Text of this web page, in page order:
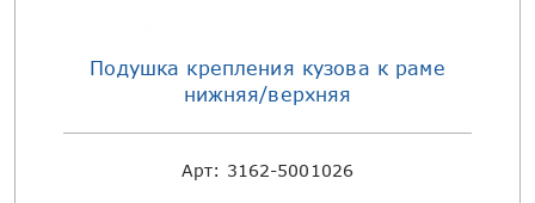
Подушка крепления кузова к раме
нижняя/верхняя
Арт: 3162-5001026